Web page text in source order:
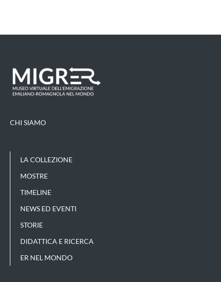
CHI SIAMO
LA COLLEZIONE
MOSTRE
TIMELINE
NEWS ED EVENTI
STORIE
DIDATTICA E RICERCA
ER NEL MONDO